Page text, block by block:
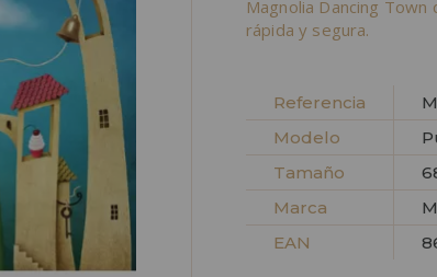
Magnolia Dancing
rápida y segura.
Referencia
Modelo
Tamaño
Marca
EAN